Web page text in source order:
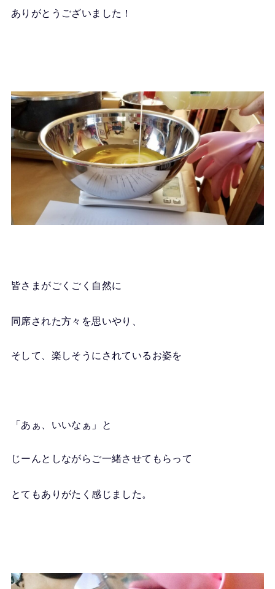
ありがとうございました！
皆さまがごくごく自然に
同席された方々を思いやり、
そして、楽しそうにされているお姿を
「あぁ、いいなぁ」と
じーんとしながらご一緒させてもらって
とてもありがたく感じました。